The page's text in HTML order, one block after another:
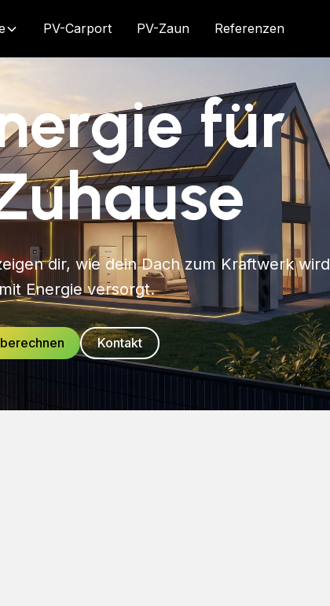
PV-Carport PV-Zaun Referenzen
für
dir, wie dein Dach zum Kraftwerk wird
Energie versorgt.
Kontakt